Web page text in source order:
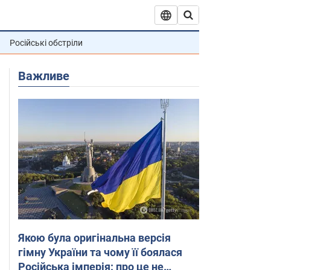
Російські обстріли
Важливе
Якою була оригінальна версія
гімну України та чому її боялася
Російська імперія: про це не